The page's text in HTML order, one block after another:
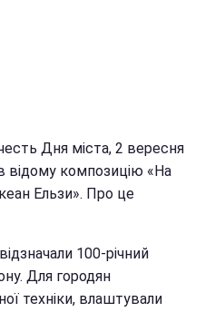
Дня міста, 2 вересня
відому композицію «На
Ельзи». Про це
100-річний
Для городян
техніки, влаштували